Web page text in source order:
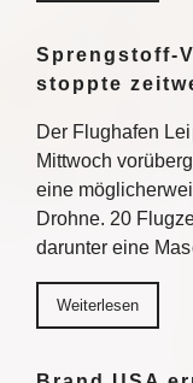
Sprengstoff-
stoppte
Der Flughafen
Mittwoch
eine
Drohne. 20
darunter eine
Weiterlesen